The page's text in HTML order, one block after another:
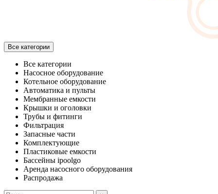
Все категории
Все категории
Насосное оборудование
Котельное оборудование
Автоматика и пульты
Мембранные емкости
Крышки и оголовки
Трубы и фитинги
Фильтрация
Запасные части
Комплектующие
Пластиковые емкости
Бассейны ipoolgo
Аренда насосного оборудования
Распродажа